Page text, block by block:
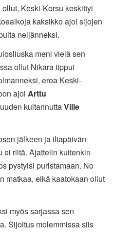
Keski-Korsu keskittyi
kaksikko ajoi sijojen
neljänneksi.
meni vielä sen
ollut Nikara tippui
eroa Keski-
ajoi Arttu
kuitannuttaVille
jälkeen ja iltapäivän
ei riitä. Ajattelin kuitenkin
pystyisi puristamaan. No
matkaa, eikä kaatokaan ollut
myös sarjassa sen
Sijoitus molemmissa siis